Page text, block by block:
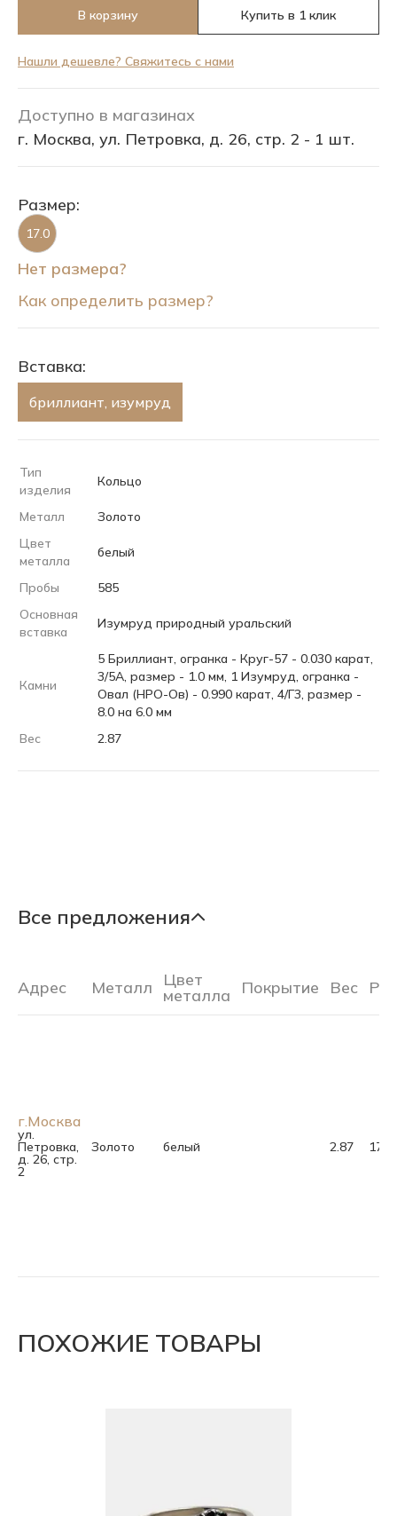
В корзину Купить в 1 клик
Нашли дешевле? Свяжитесь с нами
Доступно в магазинах
г. Москва, ул. Петровка, д. 26, стр. 2 - 1 шт.
Размер:
17.0
Нет размера?
Как определить размер?
Вставка:
бриллиант, изумруд
Тип
изделия
Кольцо
Металл
Золото
Цвет
металла
белый
Пробы
585
Основная
вставка
Изумруд природный уральский
Камни
5 Бриллиант, огранка - Круг-57 - 0.030 карат,
3/5А, размер - 1.0 мм, 1 Изумруд, огранка -
Овал (НРО-Ов) - 0.990 карат, 4/Г3, размер -
8.0 на 6.0 мм
Вес
2.87
Все предложения
Адрес Металл Цвет
металла Покрытие Вес
г.Москва
ул.
Петровка,
д. 26, стр.
2
Золото белый 2.87 17.0
ПОХОЖИЕ ТОВАРЫ